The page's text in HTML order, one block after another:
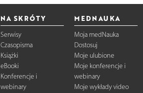
NA SKRÓTY
Serwisy
Czasopisma
Książki
eBooki
Konferencje i
webinary
MEDNAUKA
Moja medNauka
Dostosuj
Moje ulubione
Moje konferencje i
webinary
Moje wykłady video